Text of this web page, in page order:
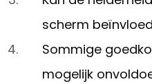
scherm
Sommige
mogelijk